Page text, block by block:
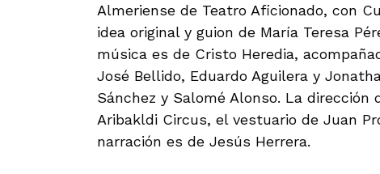
Almeriense de Teatro Aficionado, con
idea original y guion de María Teresa
música es de Cristo Heredia,
José Bellido, Eduardo Aguilera y
Sánchez y Salomé Alonso. La
Aribakldi Circus, el vestuario de Juan
narración es de Jesús Herrera.